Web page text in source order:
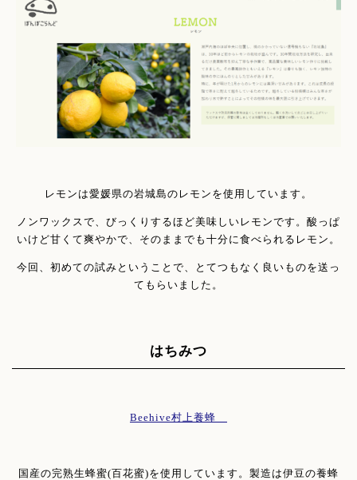
レモンは愛媛県の岩城島のレモンを使用しています。
ノンワックスで、びっくりするほど美味しいレモンです。酸っぱ
いけど甘くて爽やかで、そのままでも十分に食べられるレモン。
今回、初めての試みということで、とてつもなく良いものを送っ
てもらいました。
はちみつ
Beehive村上養蜂
国産の完熟生蜂蜜(百花蜜)を使用しています。製造は伊豆の養蜂